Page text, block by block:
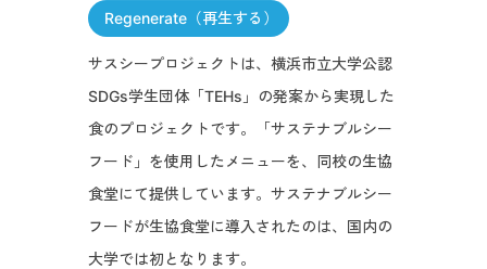
Regenerate（再生する）
サスシープロジェクトは、横浜市立大学公認
SDGs学生団体「TEHs」の発案から実現した
食のプロジェクトです。「サステナブルシー
フード」を使用したメニューを、同校の生協
食堂にて提供しています。サステナブルシー
フードが生協食堂に導入されたのは、国内の
大学では初となります。